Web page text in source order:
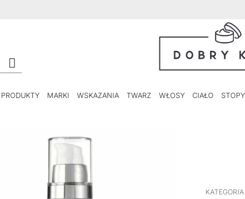
PRODUKTY MARKI WSKAZANIA TWARZ WŁOSY CIAŁO STOPY